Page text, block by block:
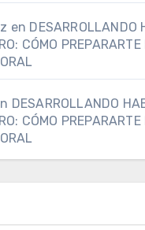
en DESARROLLANDO
CÓMO PREPARARTE
DESARROLLANDO
CÓMO PREPARARTE